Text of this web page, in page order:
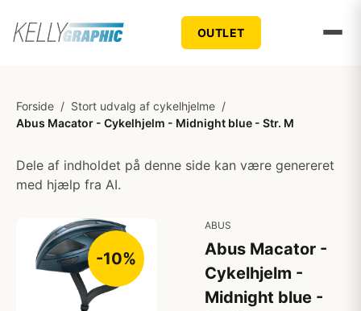
OUTLET
Forside / Stort udvalg af cykelhjelme /
Abus Macator - Cykelhjelm - Midnight blue - Str. M
Dele af indholdet på denne side kan være genereret
med hjælp fra AI.
-10%
ABUS
Abus Macator -
Cykelhjelm -
Midnight blue -